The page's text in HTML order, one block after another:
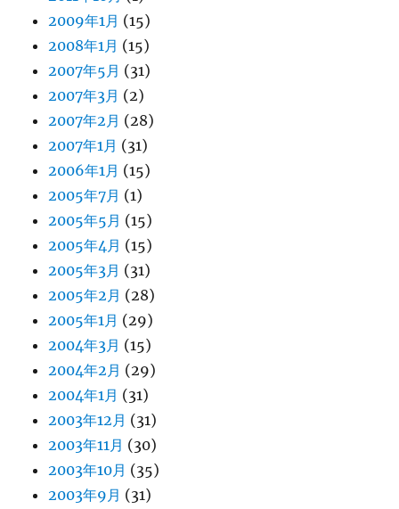
2009年1月 (15)
2008年1月 (15)
2007年5月 (31)
2007年3月 (2)
2007年2月 (28)
2007年1月 (31)
2006年1月 (15)
2005年7月 (1)
2005年5月 (15)
2005年4月 (15)
2005年3月 (31)
2005年2月 (28)
2005年1月 (29)
2004年3月 (15)
2004年2月 (29)
2004年1月 (31)
2003年12月 (31)
2003年11月 (30)
2003年10月 (35)
2003年9月 (31)